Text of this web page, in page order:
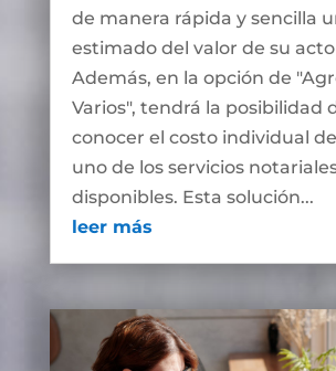
de manera rápida y sencilla
estimado del valor de su
Además, en la opción de
Varios", tendrá la posibilidad
conocer el costo individual
uno de los servicios
disponibles. Esta solución...
leer más